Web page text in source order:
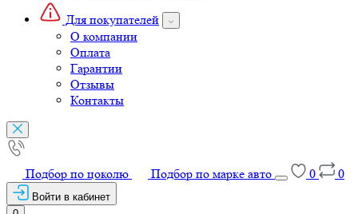
Для покупателей
О компании
Оплата
Гарантии
Отзывы
Контакты
Подбор по цоколю Подбор по марке авто 0 0
Войти в кабинет